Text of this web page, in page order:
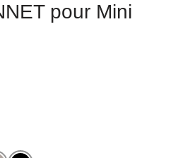
pour Mini